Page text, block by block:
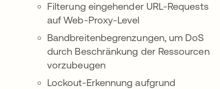
Filterung eingehender URL-Requests
auf Web-Proxy-Level
Bandbreitenbegrenzungen, um DoS
durch Beschränkung der Ressourcen
vorzubeugen
Lockout-Erkennung aufgrund